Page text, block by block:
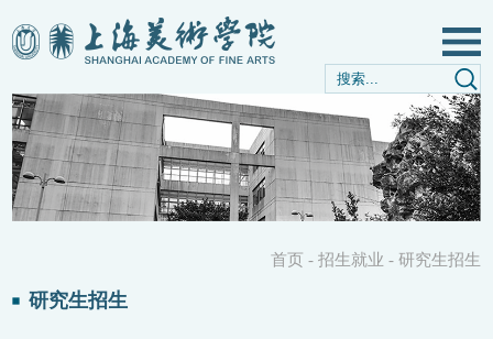
研究生招生
首页 - 招生就业 - 研究生招生